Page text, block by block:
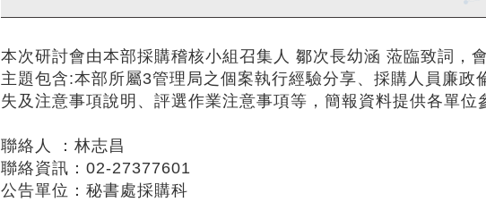
本次研討會由本部採購稽核小組召集人 鄒次長幼涵 蒞臨致詞，
主題包含:本部所屬3管理局之個案執行經驗分享、採購人員廉
失及注意事項說明、評選作業注意事項等，簡報資料提供各單位
聯絡人 ：林志昌
聯絡資訊：02-27377601
公告單位：秘書處採購科